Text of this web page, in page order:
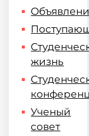
жизнь
Ученый
совет